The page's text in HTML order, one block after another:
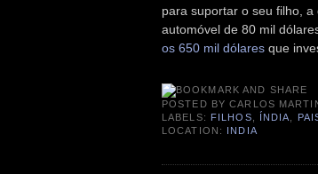
para suportar o seu filho,
automóvel de 80 mil
os 650 mil dólares que
POSTED BYCARLOS
LABELS: FILHOS ÍNDIA
LOCATION: INDIA